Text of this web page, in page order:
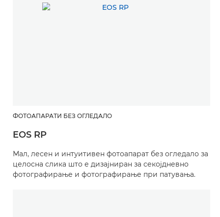
ФОТОАПАРАТИ БЕЗ ОГЛЕДАЛО
EOS RP
Мал, лесен и интуитивен фотоапарат без огледало за
целосна слика што е дизајниран за секојдневно
фотографирање и фотографирање при патувања.